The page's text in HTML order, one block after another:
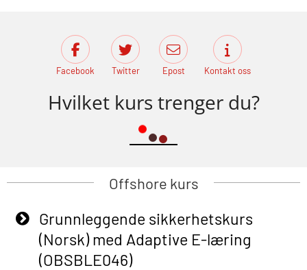
Facebook Twitter Epost Kontakt oss
Hvilket kurs trenger du?
Offshore kurs
Grunnleggende sikkerhetskurs
(Norsk) med Adaptive E-læring
(OBSBLE046)